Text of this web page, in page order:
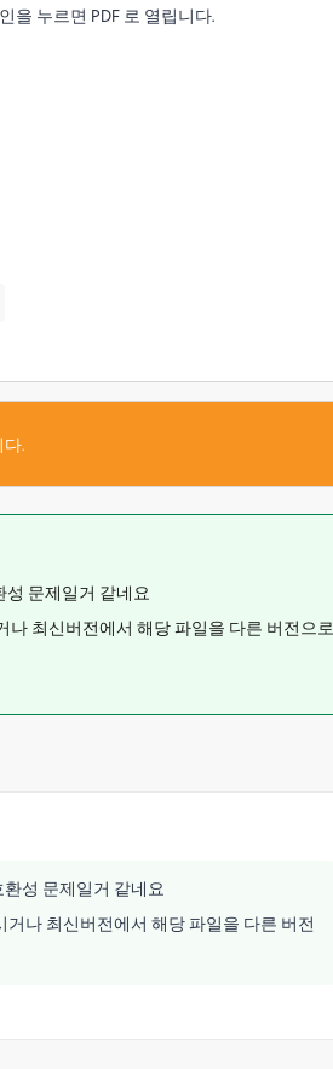
을 누르면 PDF 로 열립니다.
.
문제일거 같네요
최신버전에서 해당 파일을 다른 버전으로
성 문제일거 같네요
나 최신버전에서 해당 파일을 다른 버전